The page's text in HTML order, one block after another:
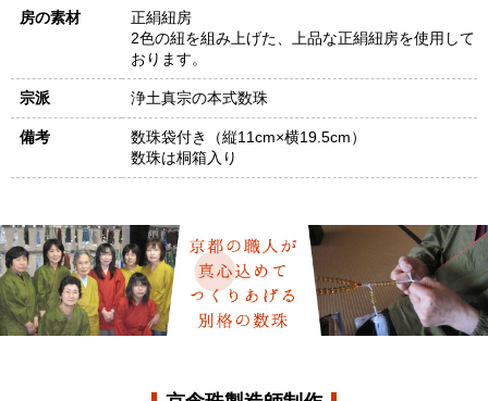
房の素材
正絹紐房
2色の紐を組み上げた、上品な正絹紐房を使用して
おります。
宗派 浄土真宗の本式数珠
備考
数珠袋付き（縦11cm×横19.5cm）
数珠は桐箱入り